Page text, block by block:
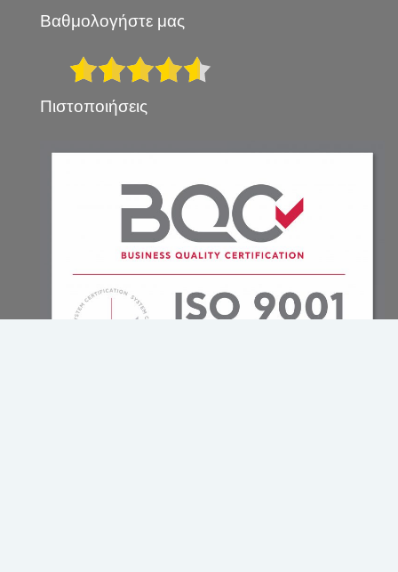
Βαθμολογήστε μας
Πιστοποιήσεις